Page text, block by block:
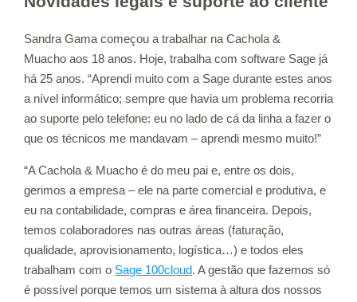
Sandra Gama começou a trabalhar na Cachola &
Muacho aos 18 anos. Hoje, trabalha com software Sage já
há 25 anos. “Aprendi muito com a Sage durante estes anos
a nível informático; sempre que havia um problema recorria
ao suporte pelo telefone: eu no lado de cá da linha a fazer o
que os técnicos me mandavam – aprendi mesmo muito!”
“A Cachola & Muacho é do meu pai e, entre os dois,
gerimos a empresa – ele na parte comercial e produtiva, e
eu na contabilidade, compras e área financeira. Depois,
temos colaboradores nas outras áreas (faturação,
qualidade, aprovisionamento, logística…) e todos eles
trabalham com o Sage 100cloud. A gestão que fazemos só
é possível porque temos um sistema à altura dos nossos